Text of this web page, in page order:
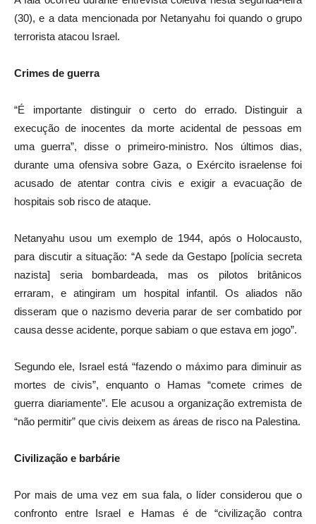
(30), e a data mencionada por Netanyahu foi quando o grupo
terrorista atacou Israel.
Crimes de guerra
“É importante distinguir o certo do errado. Distinguir a
execução de inocentes da morte acidental de pessoas em
uma guerra”, disse o primeiro-ministro. Nos últimos dias,
durante uma ofensiva sobre Gaza, o Exército israelense foi
acusado de atentar contra civis e exigir a evacuação de
hospitais sob risco de ataque.
Netanyahu usou um exemplo de 1944, após o Holocausto,
para discutir a situação: “A sede da Gestapo [polícia secreta
nazista] seria bombardeada, mas os pilotos britânicos
erraram, e atingiram um hospital infantil. Os aliados não
disseram que o nazismo deveria parar de ser combatido por
causa desse acidente, porque sabiam o que estava em jogo”.
Segundo ele, Israel está “fazendo o máximo para diminuir as
mortes de civis”, enquanto o Hamas “comete crimes de
guerra diariamente”. Ele acusou a organização extremista de
“não permitir” que civis deixem as áreas de risco na Palestina.
Civilização e barbárie
Por mais de uma vez em sua fala, o líder considerou que o
confronto entre Israel e Hamas é de “civilização contra